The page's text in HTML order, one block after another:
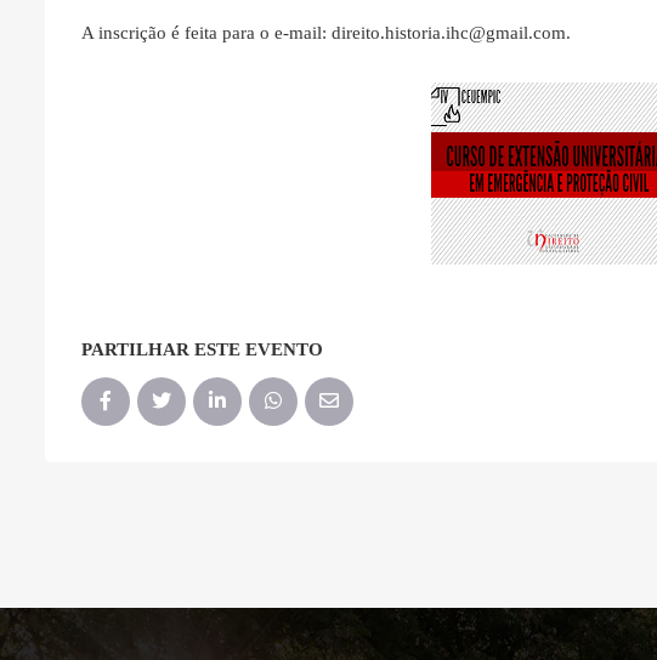
A inscrição é feita para o e-mail: direito.historia.ihc@gmail.com.
PARTILHAR ESTE EVENTO